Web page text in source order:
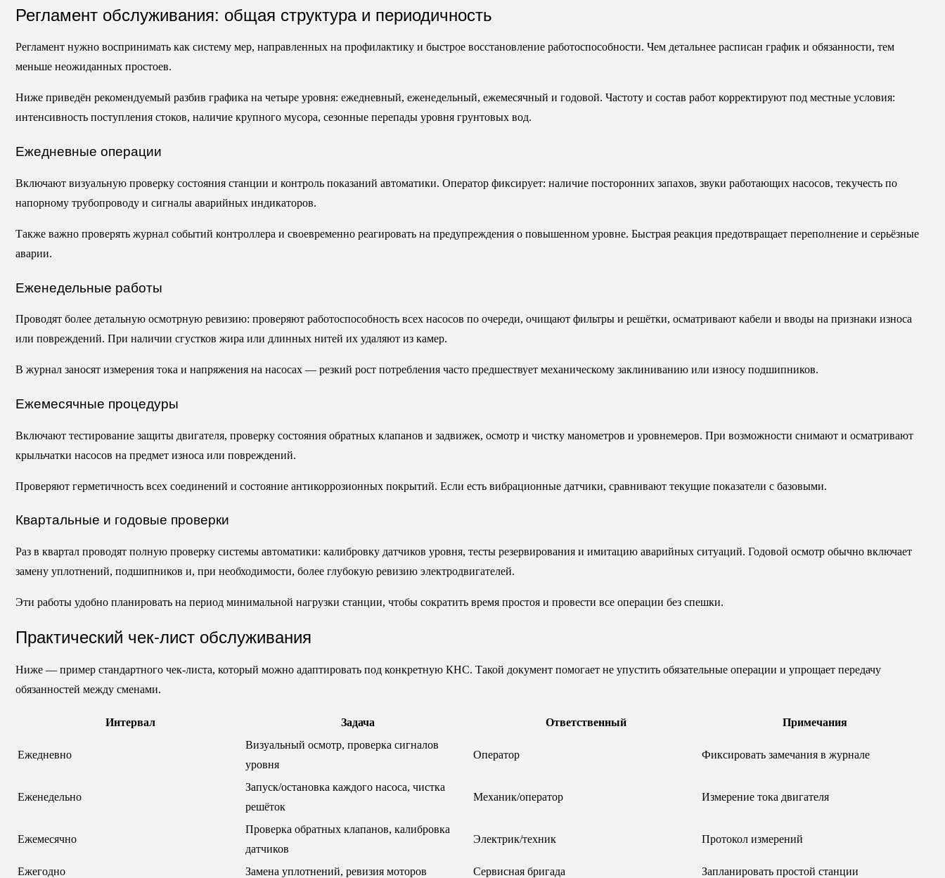
Регламент обслуживания: общая структура и периодичность
Регламент нужно воспринимать как систему мер, направленных на профилактику и быстрое восстановление работоспособности. Чем детальнее расписан график и обязанности, тем
меньше неожиданных простоев.
Ниже приведён рекомендуемый разбив графика на четыре уровня: ежедневный, еженедельный, ежемесячный и годовой. Частоту и состав работ корректируют под местные условия:
интенсивность поступления стоков, наличие крупного мусора, сезонные перепады уровня грунтовых вод.
Ежедневные операции
Включают визуальную проверку состояния станции и контроль показаний автоматики. Оператор фиксирует: наличие посторонних запахов, звуки работающих насосов, текучесть по
напорному трубопроводу и сигналы аварийных индикаторов.
Также важно проверять журнал событий контроллера и своевременно реагировать на предупреждения о повышенном уровне. Быстрая реакция предотвращает переполнение и серьёзные
аварии.
Еженедельные работы
Проводят более детальную осмотрную ревизию: проверяют работоспособность всех насосов по очереди, очищают фильтры и решётки, осматривают кабели и вводы на признаки износа
или повреждений. При наличии сгустков жира или длинных нитей их удаляют из камер.
В журнал заносят измерения тока и напряжения на насосах — резкий рост потребления часто предшествует механическому заклиниванию или износу подшипников.
Ежемесячные процедуры
Включают тестирование защиты двигателя, проверку состояния обратных клапанов и задвижек, осмотр и чистку манометров и уровнемеров. При возможности снимают и осматривают
крыльчатки насосов на предмет износа или повреждений.
Проверяют герметичность всех соединений и состояние антикоррозионных покрытий. Если есть вибрационные датчики, сравнивают текущие показатели с базовыми.
Квартальные и годовые проверки
Раз в квартал проводят полную проверку системы автоматики: калибровку датчиков уровня, тесты резервирования и имитацию аварийных ситуаций. Годовой осмотр обычно включает
замену уплотнений, подшипников и, при необходимости, более глубокую ревизию электродвигателей.
Эти работы удобно планировать на период минимальной нагрузки станции, чтобы сократить время простоя и провести все операции без спешки.
Практический чек-лист обслуживания
Ниже — пример стандартного чек-листа, который можно адаптировать под конкретную КНС. Такой документ помогает не упустить обязательные операции и упрощает передачу
обязанностей между сменами.
Интервал Задача Ответственный Примечания
Ежедневно
Визуальный осмотр, проверка сигналов
уровня
Оператор Фиксировать замечания в журнале
Еженедельно
Запуск/остановка каждого насоса, чистка
решёток
Механик/оператор Измерение тока двигателя
Ежемесячно
Проверка обратных клапанов, калибровка
датчиков
Электрик/техник Протокол измерений
Ежегодно Замена уплотнений, ревизия моторов Сервисная бригада Запланировать простой станции